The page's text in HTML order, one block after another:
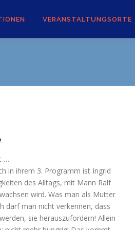
VERANSTALTUNGSORTE
…
in ihrem 3. Programm ist Ingrid
des Alltags, mit Mann Ralf
wird. Was man als Mutter
darf man nicht verkennen, dass
sie herauszufordern! Allein